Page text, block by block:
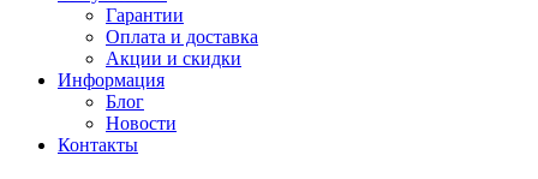
Гарантии
Оплата и доставка
Акции и скидки
Информация
Блог
Новости
Контакты